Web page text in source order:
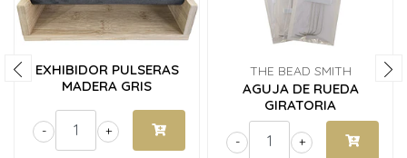
EXHIBIDOR PULSERAS
MADERA GRIS
+
-
THE BEAD SMITH
AGUJA DE RUEDA
GIRATORIA
+
-